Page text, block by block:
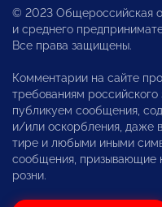
© 2023 Общероссийская
и среднего
Все права защищены.
Комментарии на сайте
требованиям российского
публикуем сообщения,
и/или оскорбления, даже
тире и любыми иными
сообщения, призывающие
розни.